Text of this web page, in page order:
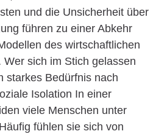
und die Unsicherheit über
führen zu einer Abkehr
des wirtschaftlichen
sich im Stich gelassen
starkes Bedürfnis nach
Isolation In einer
viele Menschen unter
fühlen sie sich von